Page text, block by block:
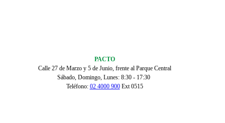
PACTO
Calle 27 de Marzo y 5 de Junio, frente al Parque Central
Sábado, Domingo, Lunes: 8:30 - 17:30
Teléfono: 02 4000 900Ext 0515